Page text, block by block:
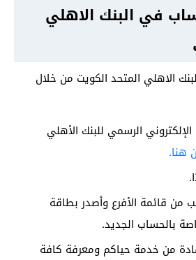
في البنك الاهلي
الاهلي المتحد الكويت من خلال
الرسمي للبنك الأهلي
هنا.
من قائمة الأفرع وأصدر بطاقة
بالحساب الجديد.
من خدمة حياكم ومعرفة كافة